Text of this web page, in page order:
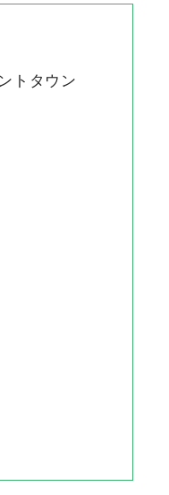
トタウン